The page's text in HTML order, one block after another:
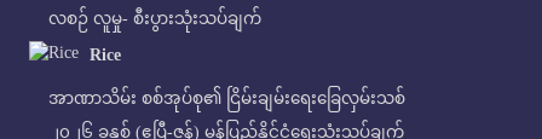
လစဉ် လူမှု- စီးပွားသုံးသပ်ချက်
Rice
အာဏာသိမ်း စစ်အုပ်စု၏ ငြိမ်းချမ်းရေးခြေလှမ်းသစ်
၂၀၂၆ ခုနှစ် (ဧပြီ-ဇွန်) မွန်ပြည်နိုင်ငံရေးသုံးသပ်ချက်